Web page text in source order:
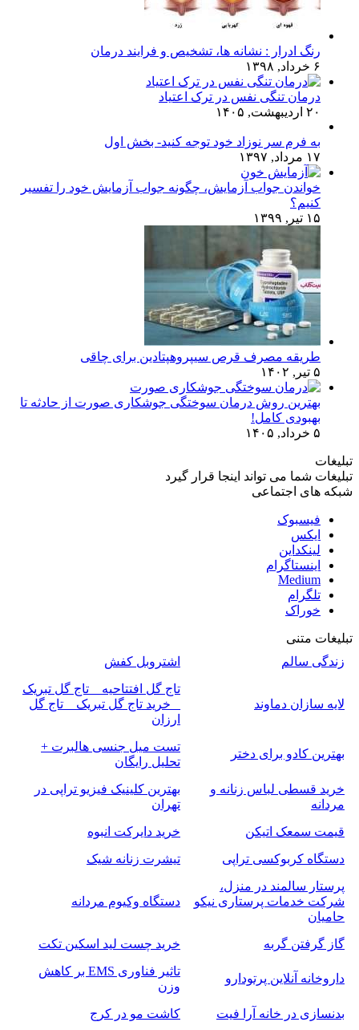
رنگ ادرار : نشانه ها، تشخیص و فرایند درمان
۶ خرداد, ۱۳۹۸
درمان تنگی نفس در ترک اعتیاد
۲۰ اردیبهشت, ۱۴۰۵
به فرم سر نوزاد خود توجه کنید- بخش اول
۱۷ مرداد, ۱۳۹۷
خواندن جواب آزمایش، چگونه جواب آزمایش خود را تفسیر
کنیم؟
۱۵ تیر, ۱۳۹۹
طریقه مصرف قرص سیپروهپتادین برای چاقی
۵ تیر, ۱۴۰۲
بهترین روش درمان سوختگی جوشکاری صورت از حادثه تا
بهبودی کامل!
۵ خرداد, ۱۴۰۵
تبلیغات
تبلیغات شما می تواند اینجا قرار گیرد
شبکه های اجتماعی
فیسبوک
ایکس
لینکداین
اینستاگرام
Medium
تلگرام
خوراک
تبلیغات متنی
زندگی سالم
اشتروبل کفش
لایه سازان دماوند
تاج گل افتتاحیه _ تاج گل تبریک
_ خرید تاج گل تبریک _ تاج گل
ارزان
بهترین کادو برای دختر
تست میل جنسی هالبرت +
تحلیل رایگان
خرید قسطی لباس زنانه و
مردانه
بهترین کلینیک فیزیو تراپی در
تهران
قیمت سمعک اتیکن
خرید دایرکت انبوه
دستگاه کربوکسی تراپی
تیشرت زنانه شیک
پرستار سالمند در منزل،
شرکت خدمات پرستاری نیکو
حامیان
دستگاه وکیوم مردانه
گاز گرفتن گربه خرید چست لید اسکین تکت
داروخانه آنلاین پرتودارو
تاثیر فناوری EMS بر کاهش
وزن
بدنسازی در خانه آرا فیت
کاشت مو در کرج